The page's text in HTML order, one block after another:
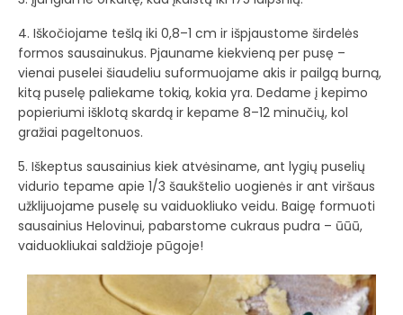
4. Iškočiojame tešlą iki 0,8–1 cm ir išpjaustome širdelės
formos sausainukus. Pjauname kiekvieną per pusę –
vienai puselei šiaudeliu suformuojame akis ir pailgą burną,
kitą puselę paliekame tokią, kokia yra. Dedame į kepimo
popieriumi išklotą skardą ir kepame 8–12 minučių, kol
gražiai pageltonuos.
5. Iškeptus sausainius kiek atvėsiname, ant lygių puselių
vidurio tepame apie 1/3 šaukštelio uogienės ir ant viršaus
užklijuojame puselę su vaiduokliuko veidu. Baigę formuoti
sausainius Helovinui, pabarstome cukraus pudra – ūūū,
vaiduokliukai saldžioje pūgoje!